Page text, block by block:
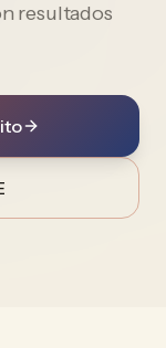
resultados